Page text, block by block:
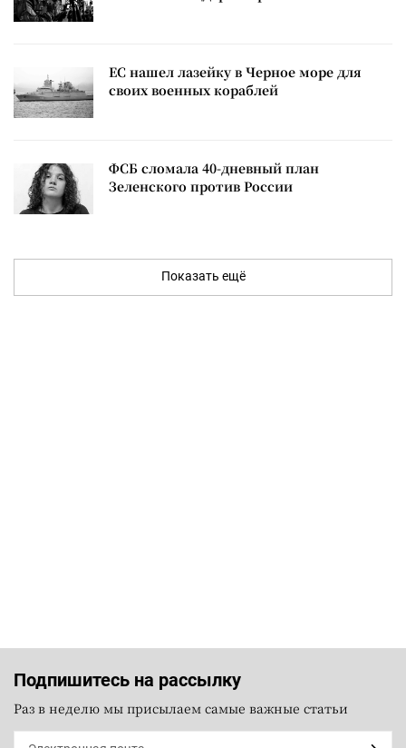
ЕС нашел лазейку в Черное море для
своих военных кораблей
ФСБ сломала 40-дневный план
Зеленского против России
Показать ещё
Подпишитесь на рассылку
Раз в неделю мы присылаем самые важные статьи